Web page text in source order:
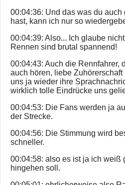
00:04:36: Und das was du auch
hast, kann ich nur so
00:04:39: Also... Ich glaube
Rennen sind brutal spannend!
00:04:43: Auch die Rennfahrer,
auch hören, liebe
uns ja wieder ihre
wirklich tolle Eindrücke uns
00:04:53: Die Fans werden ja
der Strecke.
00:04:56: Die Stimmung wird
schneller.
00:04:58: also es ist ja ich weiß
hingehen soll.